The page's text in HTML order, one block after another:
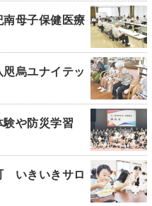
母子保健医療
烏ユナイテッ
や防災学習
いきいきサロ